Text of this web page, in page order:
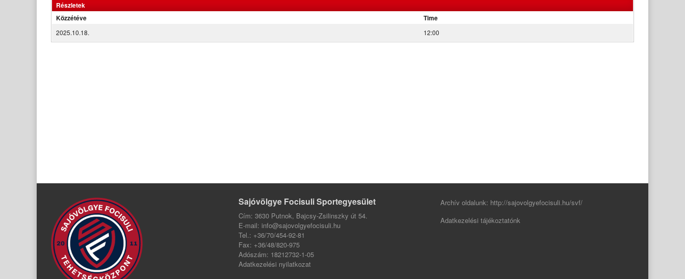
Részletek
Közzétéve
Time
2025.10.18. 12:00
Sajóvölgye Focisuli Sportegyesület
Cím: 3630 Putnok, Bajcsy-Zsilinszky út 54.
E-mail: info@sajovolgyefocisuli.hu
Tel.: +36/70/454-92-81
Fax: +36/48/820-975
Adószám: 18212732-1-05
Adatkezelési nyilatkozat
Archív oldalunk: http://sajovolgyefocisuli.hu/svf/
Adatkezelési tájékoztatónk